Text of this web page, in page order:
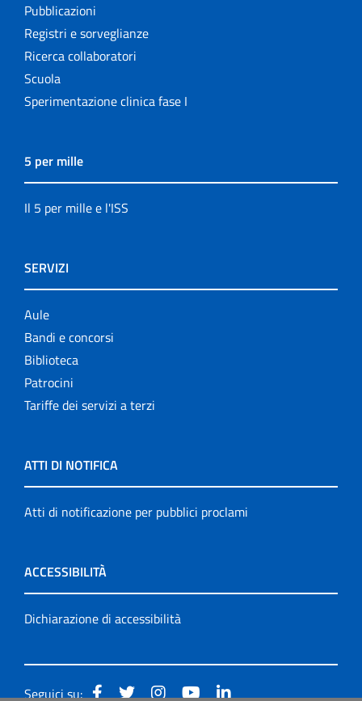
Pubblicazioni
Registri e sorveglianze
Ricerca collaboratori
Scuola
Sperimentazione clinica fase I
5 per mille
Il 5 per mille e l'ISS
SERVIZI
Aule
Bandi e concorsi
Biblioteca
Patrocini
Tariffe dei servizi a terzi
ATTI DI NOTIFICA
Atti di notificazione per pubblici proclami
ACCESSIBILITÀ
Dichiarazione di accessibilità
Seguici su: